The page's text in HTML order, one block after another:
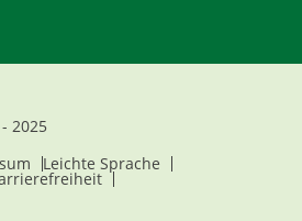
2025
Leichte Sprache